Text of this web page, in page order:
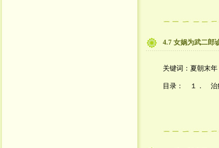
4.7 女娲为武二郎
关键词：夏朝末
目录：　１．　